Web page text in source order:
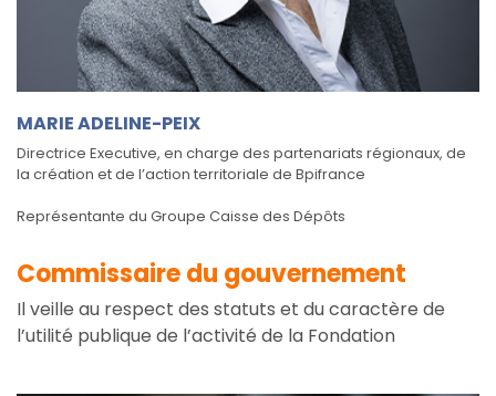
MARIE ADELINE-PEIX
Directrice Executive, en charge des partenariats régionaux, de
la création et de l’action territoriale de Bpifrance
Représentante du Groupe Caisse des Dépôts
Commissaire du gouvernement
Il veille au respect des statuts et du caractère de
l’utilité publique de l’activité de la Fondation